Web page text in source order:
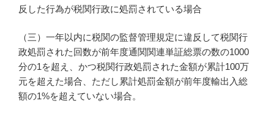
反した行為が税関行政に処罰されている場合
（三）一年以内に税関の監督管理規定に違反して税関行
政処罰された回数が前年度通関関連単証総票の数の1000
分の1を超え、かつ税関行政処罰された金額が累計100万
元を超えた場合、ただし累計処罰金額が前年度輸出入総
額の1%を超えていない場合。